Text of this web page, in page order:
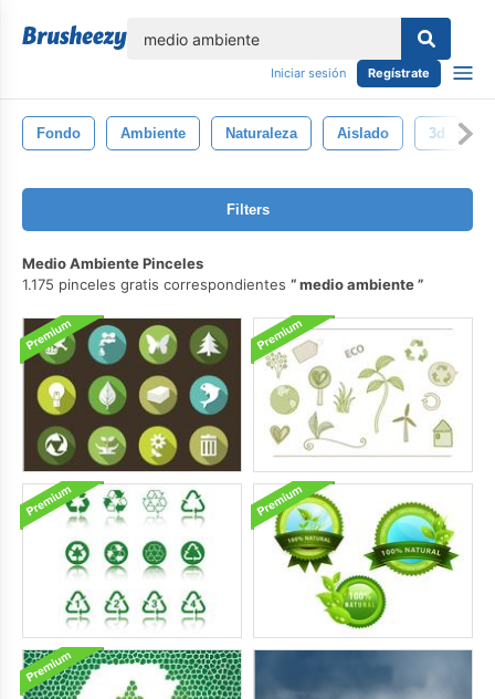
Iniciar sesión Regístrate
Fondo Ambiente Naturaleza Aislado 3d
Filters
Medio Ambiente Pinceles
1.175 pinceles gratis correspondientes
medio ambiente